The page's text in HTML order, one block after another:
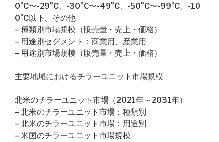
0°C〜-29°C、-30°C〜-49°C、-50°C〜-99°C、-10
0°C以下、その他
– 種類別市場規模（販売量・売上・価格）
– 用途別セグメント：商業用、産業用
– 用途別市場規模（販売量・売上・価格）
主要地域におけるチラーユニット市場規模
北米のチラーユニット市場（2021年～2031年）
– 北米のチラーユニット市場：種類別
– 北米のチラーユニット市場：用途別
– 米国のチラーユニット市場規模